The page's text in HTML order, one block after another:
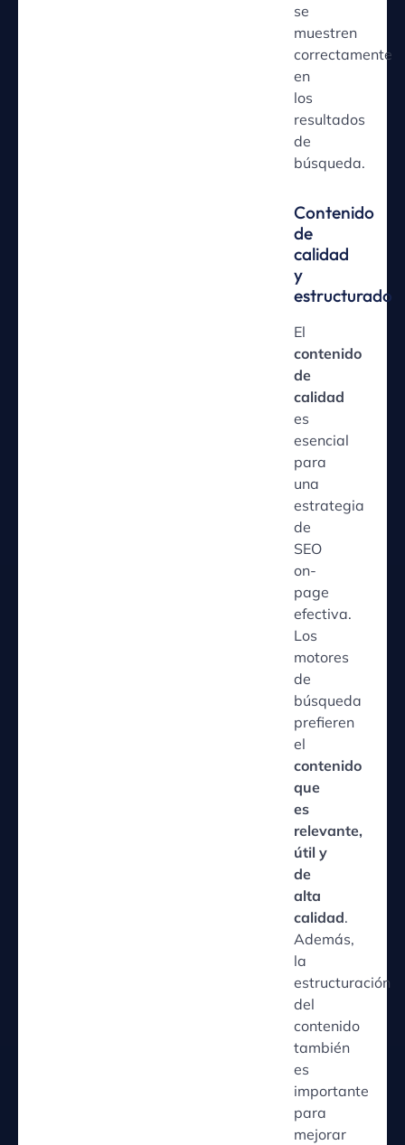
se
muestren
correctamente
en
los
resultados
de
búsqueda.
Contenido
de
calidad
y
estructurado
El
contenido
de
calidad
es
esencial
para
una
estrategia
de
SEO
on-
page
efectiva.
Los
motores
de
búsqueda
prefieren
el
contenido
que
es
relevante,
útil y
de
alta
calidad.
Además,
la
estructuración
del
contenido
también
es
importante
para
mejorar